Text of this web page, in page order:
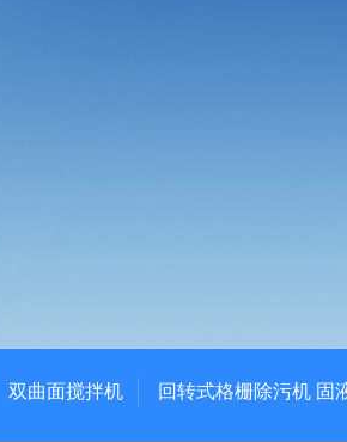
双曲面搅拌机 回转式格栅除污机 固